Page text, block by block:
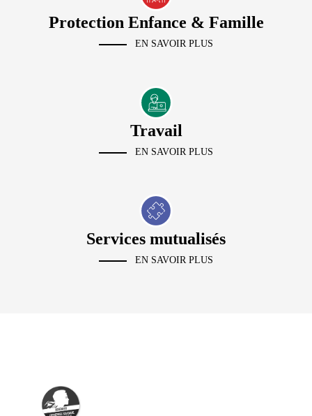
Protection Enfance & Famille
EN SAVOIR PLUS
Travail
EN SAVOIR PLUS
Services mutualisés
EN SAVOIR PLUS